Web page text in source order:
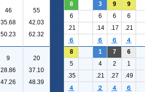
46
35.68
50.23
55
42.03
62.32
8 3 9 9
6 6 6
6
.21
.14 .17
.21
６
６ ６ ４
9
28.86
47.26
20
37.10
48.39
8 1 7 6
5 4 2
1
.35
.21 .27
.49
４
２ ４ ６